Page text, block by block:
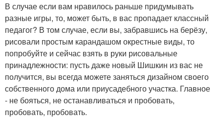
В случае если вам нравилось раньше придумывать
разные игры, то, может быть, в вас пропадает классный
педагог? В том случае, если вы, забравшись на берёзу,
рисовали простым карандашом окрестные виды, то
попробуйте и сейчас взять в руки рисовальные
принадлежности: пусть даже новый Шишкин из вас не
получится, вы всегда можете заняться дизайном своего
собственного дома или приусадебного участка. Главное
- не бояться, не останавливаться и пробовать,
пробовать, пробовать.